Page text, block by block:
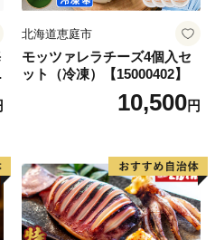
北海道恵庭市
モッツァレラチーズ4個入セ
ット（冷凍）【15000402】
10,500円